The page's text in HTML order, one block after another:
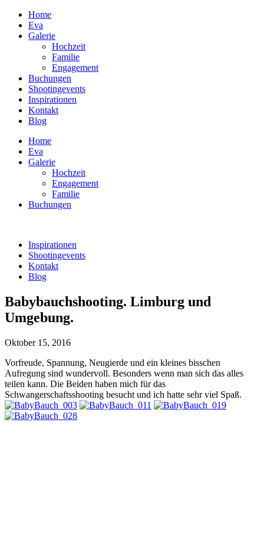
Home
Eva
Galerie
Hochzeit
Familie
Engagement
Buchungen
Shootingevents
Inspirationen
Kontakt
Blog
Home
Eva
Galerie
Hochzeit
Engagement
Familie
Buchungen
Inspirationen
Shootingevents
Kontakt
Blog
Babybauchshooting. Limburg und
Umgebung.
Oktober 15, 2016
Vorfreude, Spannung, Neugierde und ein kleines bisschen
Aufregung sind wundervoll. Besonders wenn man sich das alles
teilen kann. Die Beiden haben mich für das
Schwangerschaftsshooting besucht und ich hatte sehr viel Spaß.